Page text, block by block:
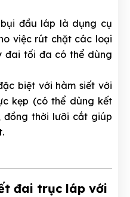
đầu láp là dụng cụ
việc rút chặt các loại
đai tối đa có thể dùng
biệt với hàm siết với
kẹp (có thể dùng kết
đồng thời lưỡi cắt giúp
đai trục láp với